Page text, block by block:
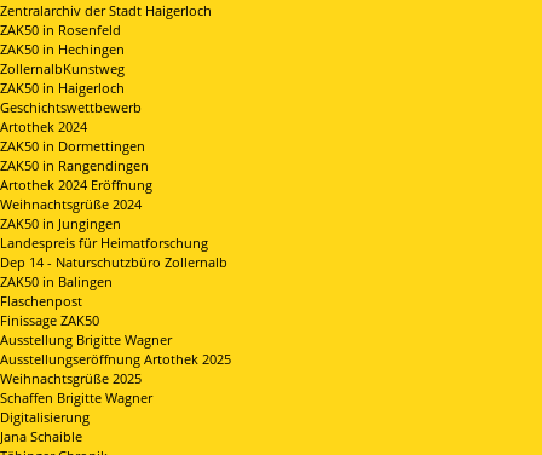
Zentralarchiv der Stadt Haigerloch
ZAK50 in Rosenfeld
ZAK50 in Hechingen
ZollernalbKunstweg
ZAK50 in Haigerloch
Geschichtswettbewerb
Artothek 2024
ZAK50 in Dormettingen
ZAK50 in Rangendingen
Artothek 2024 Eröffnung
Weihnachtsgrüße 2024
ZAK50 in Jungingen
Landespreis für Heimatforschung
Dep 14 - Naturschutzbüro Zollernalb
ZAK50 in Balingen
Flaschenpost
Finissage ZAK50
Ausstellung Brigitte Wagner
Ausstellungseröffnung Artothek 2025
Weihnachtsgrüße 2025
Schaffen Brigitte Wagner
Digitalisierung
Jana Schaible